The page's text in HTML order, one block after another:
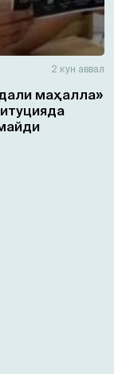
2 кун аввал
маҳалла»